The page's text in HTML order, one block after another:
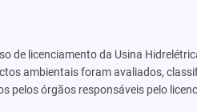
de licenciamento da Usina
ambientais foram avaliados,
pelos órgãos responsáveis pelo